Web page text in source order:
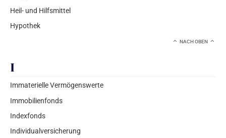
Heil- und Hilfsmittel
Hypothek
NACH OBEN
I
Immaterielle Vermögenswerte
Immobilienfonds
Indexfonds
Individualversicherung